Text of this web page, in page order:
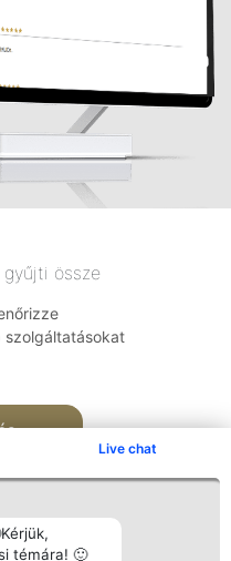
Live chat
témára! 🙂
össze
szolgáltatásokat